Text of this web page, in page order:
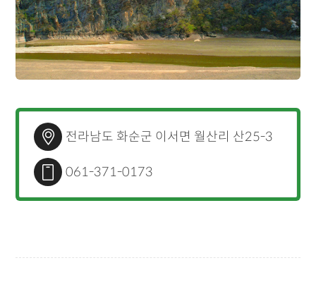
전라남도 화순군 이서면 월산리 산25-3
061-371-0173